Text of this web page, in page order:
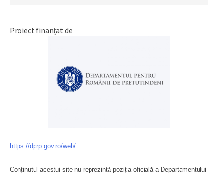
Proiect finanțat de
https://dprp.gov.ro/web/
Conținutul acestui site nu reprezintă poziția oficială a Departamentului